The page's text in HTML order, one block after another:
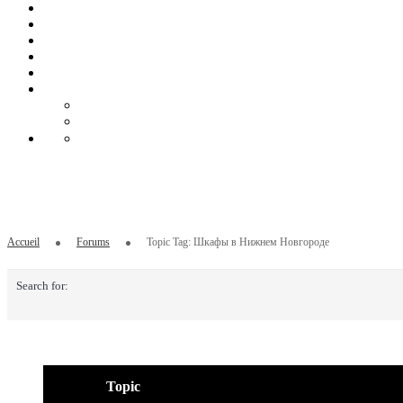
Accueil Forums Topic Tag: Шкафы в Нижнем Новгороде
Search for:
Topic